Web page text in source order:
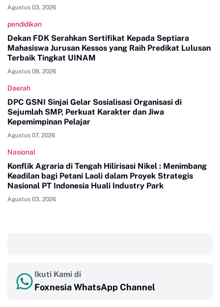
Agustus 03, 2026
pendidikan
Dekan FDK Serahkan Sertifikat Kepada Septiara
Mahasiswa Jurusan Kessos yang Raih Predikat Lulusan
Terbaik Tingkat UINAM
Agustus 08, 2026
Daerah
DPC GSNI Sinjai Gelar Sosialisasi Organisasi di
Sejumlah SMP, Perkuat Karakter dan Jiwa
Kepemimpinan Pelajar
Agustus 07, 2026
Nasional
Konflik Agraria di Tengah Hilirisasi Nikel : Menimbang
Keadilan bagi Petani Laoli dalam Proyek Strategis
Nasional PT Indonesia Huali Industry Park
Agustus 03, 2026
Ikuti Kami di
Foxnesia WhatsApp Channel